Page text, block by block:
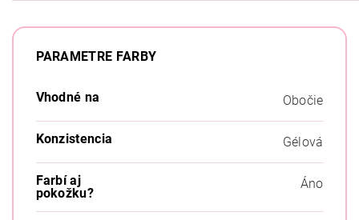
PARAMETRE FARBY
Vhodné na Obočie
Konzistencia Gélová
Farbí aj
pokožku?
Áno